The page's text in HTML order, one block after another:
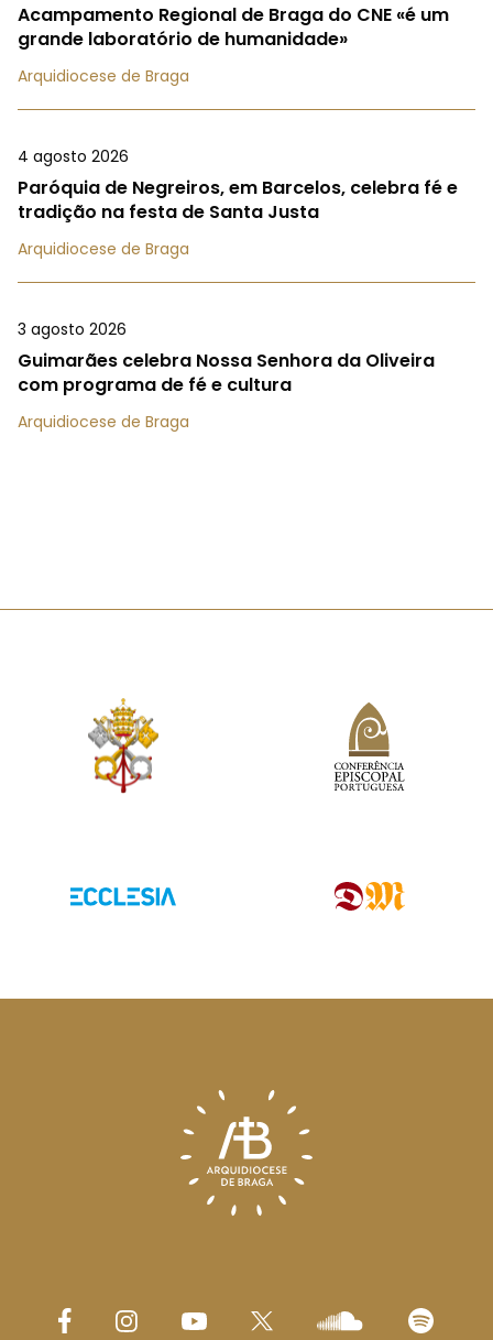
Acampamento Regional de Braga do CNE «é um
grande laboratório de humanidade»
Arquidiocese de Braga
4 agosto 2026
Paróquia de Negreiros, em Barcelos, celebra fé e
tradição na festa de Santa Justa
Arquidiocese de Braga
3 agosto 2026
Guimarães celebra Nossa Senhora da Oliveira
com programa de fé e cultura
Arquidiocese de Braga